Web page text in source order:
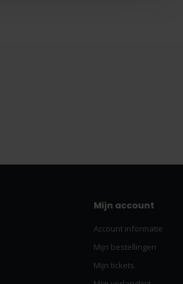
Mijn account
Account informatie
Mijn bestellingen
Mijn tickets